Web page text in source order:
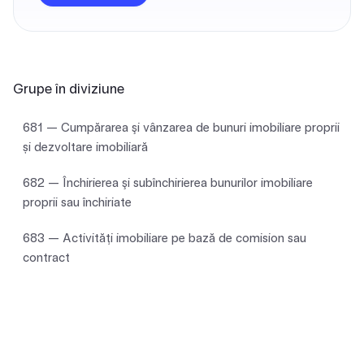
Grupe în diviziune
681 — Cumpărarea şi vânzarea de bunuri imobiliare proprii
și dezvoltare imobiliară
682 — Închirierea şi subînchirierea bunurilor imobiliare
proprii sau închiriate
683 — Activităţi imobiliare pe bază de comision sau
contract